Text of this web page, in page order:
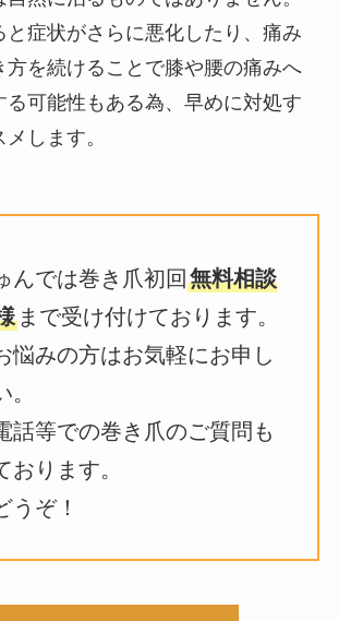
と症状がさらに悪化したり、痛み
方を続けることで膝や腰の痛みへ
る可能性もある為、早めに対処す
します。
んでは巻き爪初回無料相談
まで受け付けております。
悩みの方はお気軽にお申し
話等での巻き爪のご質問も
おります。
うぞ！